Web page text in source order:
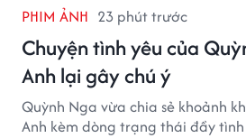
PHIM ẢNH 23 phút trước
Chuyện tình yêu của
Anh lại gây chú ý
Quỳnh Nga vừa chia sẻ khoảnh
Anh kèm dòng trạng thái đầy